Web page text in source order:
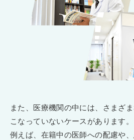
また、医療機関の中には、さまざ
こなっていないケースがあります。
例えば、在籍中の医師への配慮や